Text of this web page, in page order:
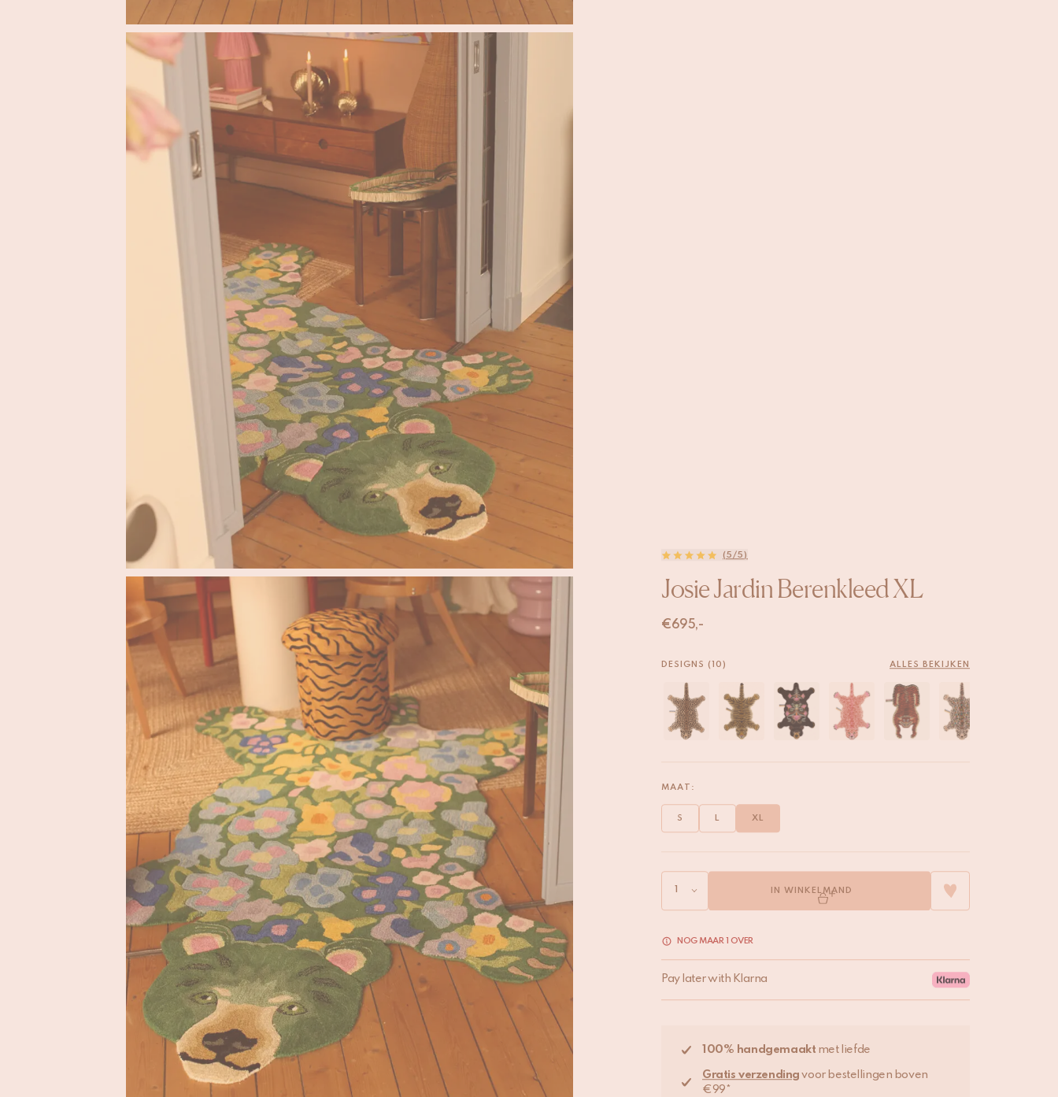
(5/5)
Josie Jardin Berenkleed XL
€695,-
DESIGNS (10) ALLES BEKIJKEN
MAAT:
XL
S L
IN WINKELMAND
NOG MAAR 1 OVER
Pay later with Klarna
100% handgemaakt met liefde
Gratis verzending voor bestellingen boven
€99*